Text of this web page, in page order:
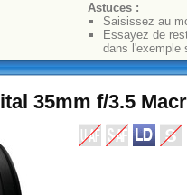
Astuces :
Saisissez au
Essayez de
dans
35mm f/3.5